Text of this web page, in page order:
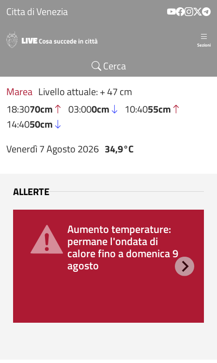
Salta al contenuto principale
Citta di Venezia
Sezioni
Cerca
Marea Livello attuale: + 47 cm
18:3070cm 03:000cm 10:4055cm
14:4050cm
Venerdì 7 Agosto 2026 34,9°C
ALLERTE
Aumento temperature:
permane l'ondata di
calore fino a domenica 9
agosto